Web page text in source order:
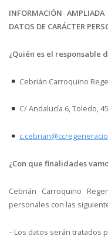
INFORMACIÓN
DATOS DE CARÁCTER
¿Quién es el responsable
Cebrián Carroquino
C/ Andalucía 6, Toledo,
¿Con que finalidades
Cebrián Carroquino
personales con las
– Los datos serán tratados